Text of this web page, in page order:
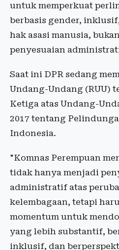
untuk memperkuat
berbasis gender,
hak asasi manusia,
penyesuaian
Saat ini DPR sedang
Undang-Undang (RUU)
Ketiga atas Undang-
2017 tentang
Indonesia.
"Komnas Perempuan
tidak hanya menjadi
administratif atas
kelembagaan, tetapi
momentum untuk
yang lebih substantif,
inklusif, dan